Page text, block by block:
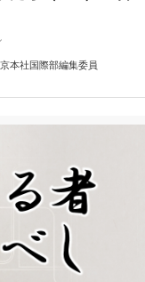
本社国際部編集委員